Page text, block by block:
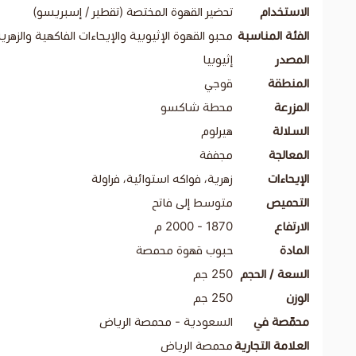
الاستخدام
تحضير القهوة المختصة (تقطير / إسبريسو)
الفئة المناسبة محبو القهوة الإثيوبية والإيحاءات الفاكهية
المصدر
إثيوبيا
المنطقة
قوجي
المزرعة
محطة شاكسو
السلالة
هيرلوم
المعالجة
مجففة
الإيحاءات
زهرية، فواكه استوائية، فراولة
التحميص
متوسط إلى فاتح
الارتفاع
1870 - 2000 م
المادة
حبوب قهوة محمصة
السعة / الحجم
250 جم
الوزن
250 جم
محمّصة في
السعودية - محمصة الرياض
العلامة التجارية محمصة الرياض